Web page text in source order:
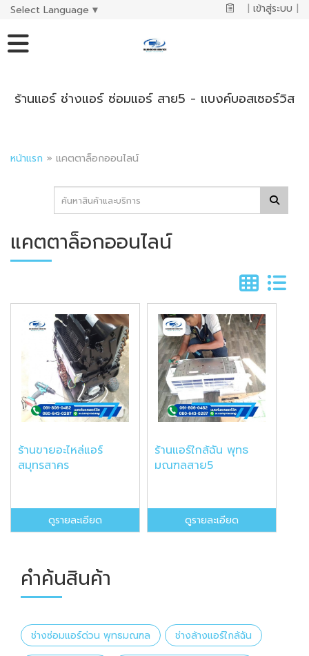
Select Language ▼ | เข้าสู่ระบบ |
ร้านแอร์ ช่างแอร์ ซ่อมแอร์ สาย5 - แบงค์บอสเซอร์วิส
หน้าแรก » แคตตาล็อกออนไลน์
แคตตาล็อกออนไลน์
ร้านขายอะไหล่แอร์
สมุทรสาคร
ดูรายละเอียด
ร้านแอร์ใกล้ฉัน พุทธ
มณฑลสาย5
ดูรายละเอียด
คำค้นสินค้า
ช่างซ่อมแอร์ด่วน พุทธมณฑล ช่างล้างแอร์ใกล้ฉัน